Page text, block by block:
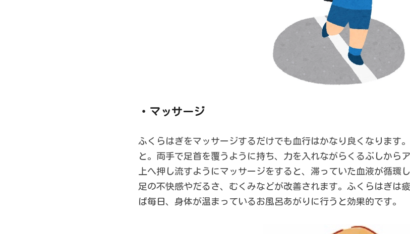
・マッサージ
ふくらはぎをマッサージするだけでも血行はかなり良くなります
と。両手で足首を覆うように持ち、力を入れながらくるぶしから
上へ押し流すようにマッサージをすると、滞っていた血液が循環
足の不快感やだるさ、むくみなどが改善されます。ふくらはぎは
ば毎日、身体が温まっているお風呂あがりに行うと効果的です。